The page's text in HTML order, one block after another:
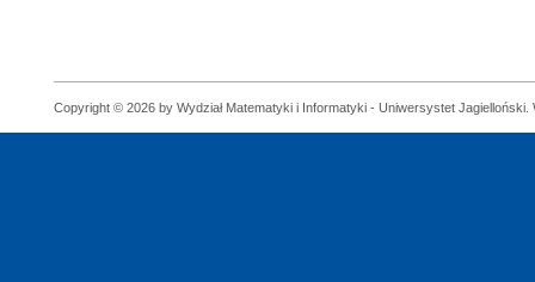
Copyright © 2026 by Wydział Matematyki i Informatyki - Uniwersystet